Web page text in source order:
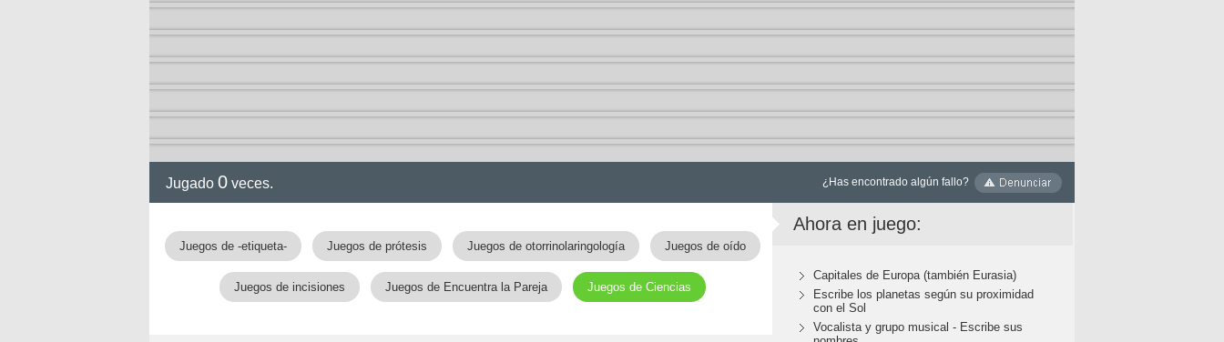
Jugado 0 veces. ¿Has encontrado algún fallo?
Juegos de -etiqueta- Juegos de prótesis Juegos de otorrinolaringología Juegos de oído
Juegos de incisiones Juegos de Encuentra la Pareja Juegos de Ciencias
Ahora en juego:
Capitales de Europa (también Eurasia)
Escribe los planetas según su proximidad
con el Sol
Vocalista y grupo musical - Escribe sus